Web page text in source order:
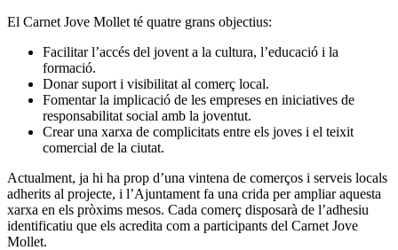
El Carnet Jove Mollet té quatre grans objectius:
Facilitar l’accés del jovent a la cultura, l’educació i la
formació.
Donar suport i visibilitat al comerç local.
Fomentar la implicació de les empreses en iniciatives de
responsabilitat social amb la joventut.
Crear una xarxa de complicitats entre els joves i el teixit
comercial de la ciutat.
Actualment, ja hi ha prop d’una vintena de comerços i serveis locals
adherits al projecte, i l’Ajuntament fa una crida per ampliar aquesta
xarxa en els pròxims mesos. Cada comerç disposarà de l’adhesiu
identificatiu que els acredita com a participants del Carnet Jove
Mollet.